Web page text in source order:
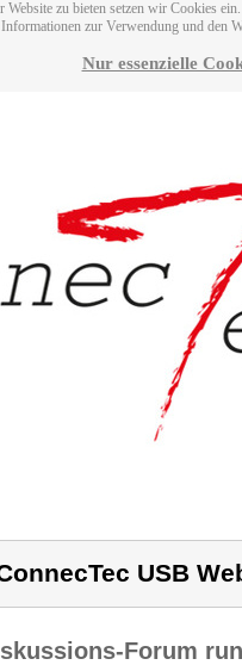
Website zu bieten setzen wir Cookies
zur Verwendung und den
Nur essenzielle
USB
Forum